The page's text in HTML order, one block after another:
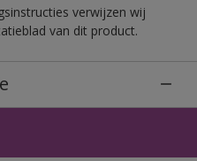
verwijzen wij
van dit product.